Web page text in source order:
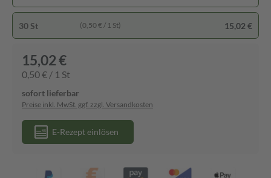
30 St (0,50 € / 1 St) 15,02 €
15,02 €
0,50 € / 1 St
sofort lieferbar
Preise inkl. MwSt. ggf. zzgl. Versandkosten
E-Rezept einlösen